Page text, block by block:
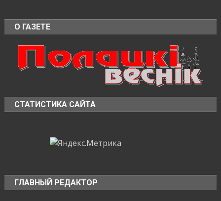
О ГАЗЕТЕ
СТАТИСТИКА САЙТА
ГЛАВНЫЙ РЕДАКТОР